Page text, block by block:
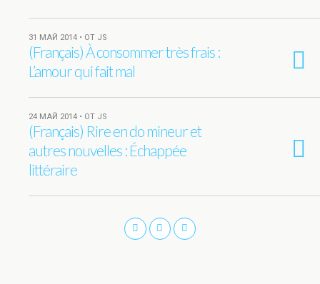
31 МАЙ 2014 • ОТ JS
(Français) À consommer très frais :
L’amour qui fait mal
24 МАЙ 2014 • ОТ JS
(Français) Rire en do mineur et
autres nouvelles : Échappée
littéraire